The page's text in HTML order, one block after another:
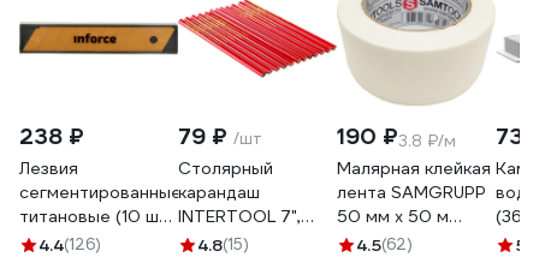
238 ₽
Лезвия
сегментированные
титановые (10 шт/
уп; 18 мм) Inforce
4.4(126)
79 ₽ /шт
Столярный
карандаш
INTERTOOL 7",
12шт KT-5004 KT-
4.8(15)
190 ₽3.8 ₽/м
Малярная клейкая
лента SAMGRUPP
50 мм х 50 м
SAMC-
4.5(62) 5